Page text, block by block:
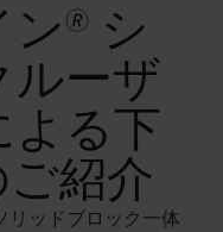
ン 🄬
シ
ルーザ
よる下
紹介
リッドブロック一体